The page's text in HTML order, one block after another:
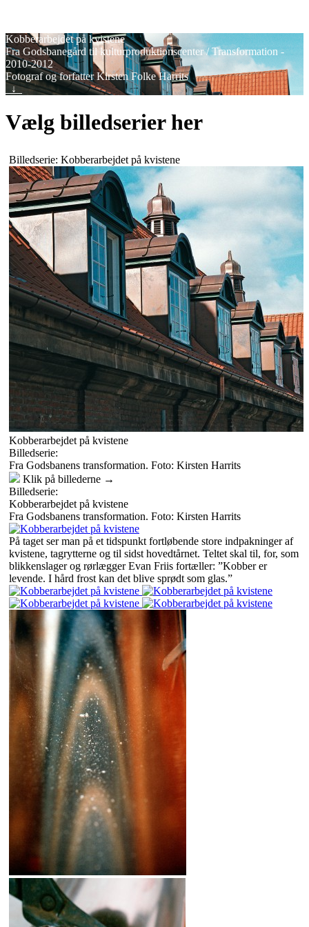
Kobberarbejdet på kvistene
Fra Godsbanegård til kulturproduktionscenter / Transformation -
2010-2012
Fotograf og forfatter Kirsten Folke Harrits
_↓_
Vælg billedserier her
Billedserie: Kobberarbejdet på kvistene
Kobberarbejdet på kvistene
Billedserie:
Fra Godsbanens transformation. Foto: Kirsten Harrits
Klik på billederne →
Billedserie:
Kobberarbejdet på kvistene
Fra Godsbanens transformation. Foto: Kirsten Harrits
På taget ser man på et tidspunkt fortløbende store indpakninger af
kvistene, tagrytterne og til sidst hovedtårnet. Teltet skal til, for, som
blikkenslager og rørlægger Evan Friis fortæller: ”Kobber er
levende. I hård frost kan det blive sprødt som glas.”